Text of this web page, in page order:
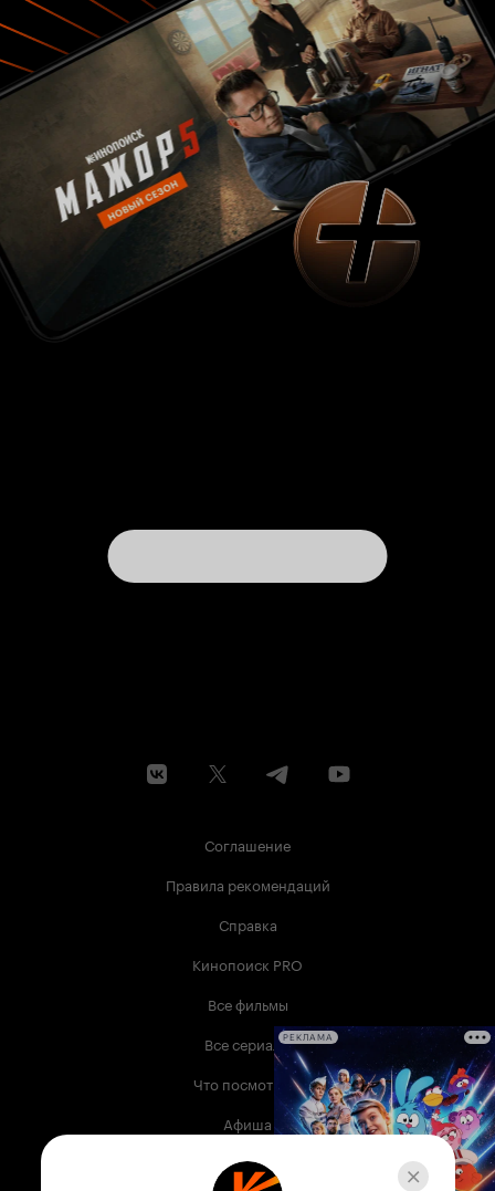
Соглашение
Правила рекомендаций
Справка
Кинопоиск PRO
Все фильмы
Все сериалы
Что посмотреть
Афиша
Музыка
РЕКЛАМА